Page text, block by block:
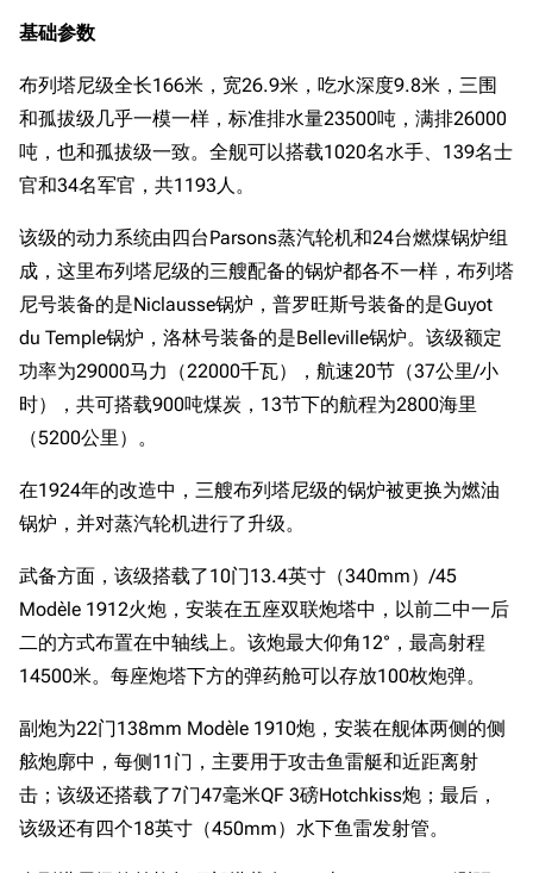
基础参数
布列塔尼级全长166米，宽26.9米，吃水深度9.8米，三围
和孤拔级几乎一模一样，标准排水量23500吨，满排26000
吨，也和孤拔级一致。全舰可以搭载1020名水手、139名士
官和34名军官，共1193人。
该级的动力系统由四台Parsons蒸汽轮机和24台燃煤锅炉组
成，这里布列塔尼级的三艘配备的锅炉都各不一样，布列塔
尼号装备的是Niclausse锅炉，普罗旺斯号装备的是Guyot
du Temple锅炉，洛林号装备的是Belleville锅炉。该级额定
功率为29000马力（22000千瓦），航速20节（37公里/小
时），共可搭载900吨煤炭，13节下的航程为2800海里
（5200公里）。
在1924年的改造中，三艘布列塔尼级的锅炉被更换为燃油
锅炉，并对蒸汽轮机进行了升级。
武备方面，该级搭载了10门13.4英寸（340mm）/45
Modèle 1912火炮，安装在五座双联炮塔中，以前二中一后
二的方式布置在中轴线上。该炮最大仰角12°，最高射程
14500米。每座炮塔下方的弹药舱可以存放100枚炮弹。
副炮为22门138mm Modèle 1910炮，安装在舰体两侧的侧
舷炮廓中，每侧11门，主要用于攻击鱼雷艇和近距离射
击；该级还搭载了7门47毫米QF 3磅Hotchkiss炮；最后，
该级还有四个18英寸（450mm）水下鱼雷发射管。